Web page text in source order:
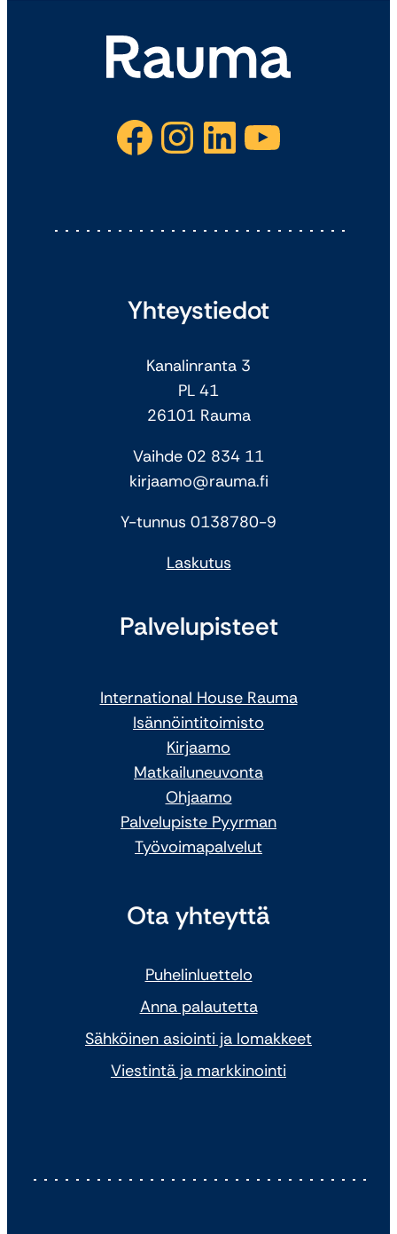
Facebook Instagram LinkedIn YouTube
Yhteystiedot
Kanalinranta 3
PL 41
26101 Rauma
Vaihde 02 834 11
kirjaamo@rauma.fi
Y-tunnus 0138780-9
Laskutus
Palvelupisteet
International House Rauma
Isännöintitoimisto
Kirjaamo
Matkailuneuvonta
Ohjaamo
Palvelupiste Pyyrman
Työvoimapalvelut
Ota yhteyttä
Puhelinluettelo
Anna palautetta
Sähköinen asiointi ja lomakkeet
Viestintä ja markkinointi